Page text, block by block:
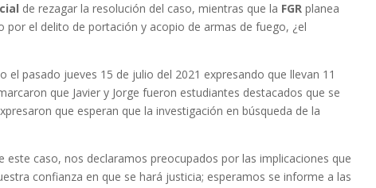
de rezagar la resolución del caso, mientras que la FGR planea
el delito de portación y acopio de armas de fuego, ¿el
el pasado jueves 15 de julio del 2021 expresando que llevan 11
que Javier y Jorge fueron estudiantes destacados que se
que esperan que la investigación en búsqueda de la
este caso, nos declaramos preocupados por las implicaciones que
confianza en que se hará justicia; esperamos se informe a las